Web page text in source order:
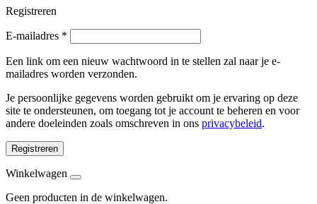
Registreren
E-mailadres *
Een link om een nieuw wachtwoord in te stellen zal naar je e-
mailadres worden verzonden.
Je persoonlijke gegevens worden gebruikt om je ervaring op deze
site te ondersteunen, om toegang tot je account te beheren en voor
andere doeleinden zoals omschreven in ons privacybeleid.
Registreren
Winkelwagen
Geen producten in de winkelwagen.